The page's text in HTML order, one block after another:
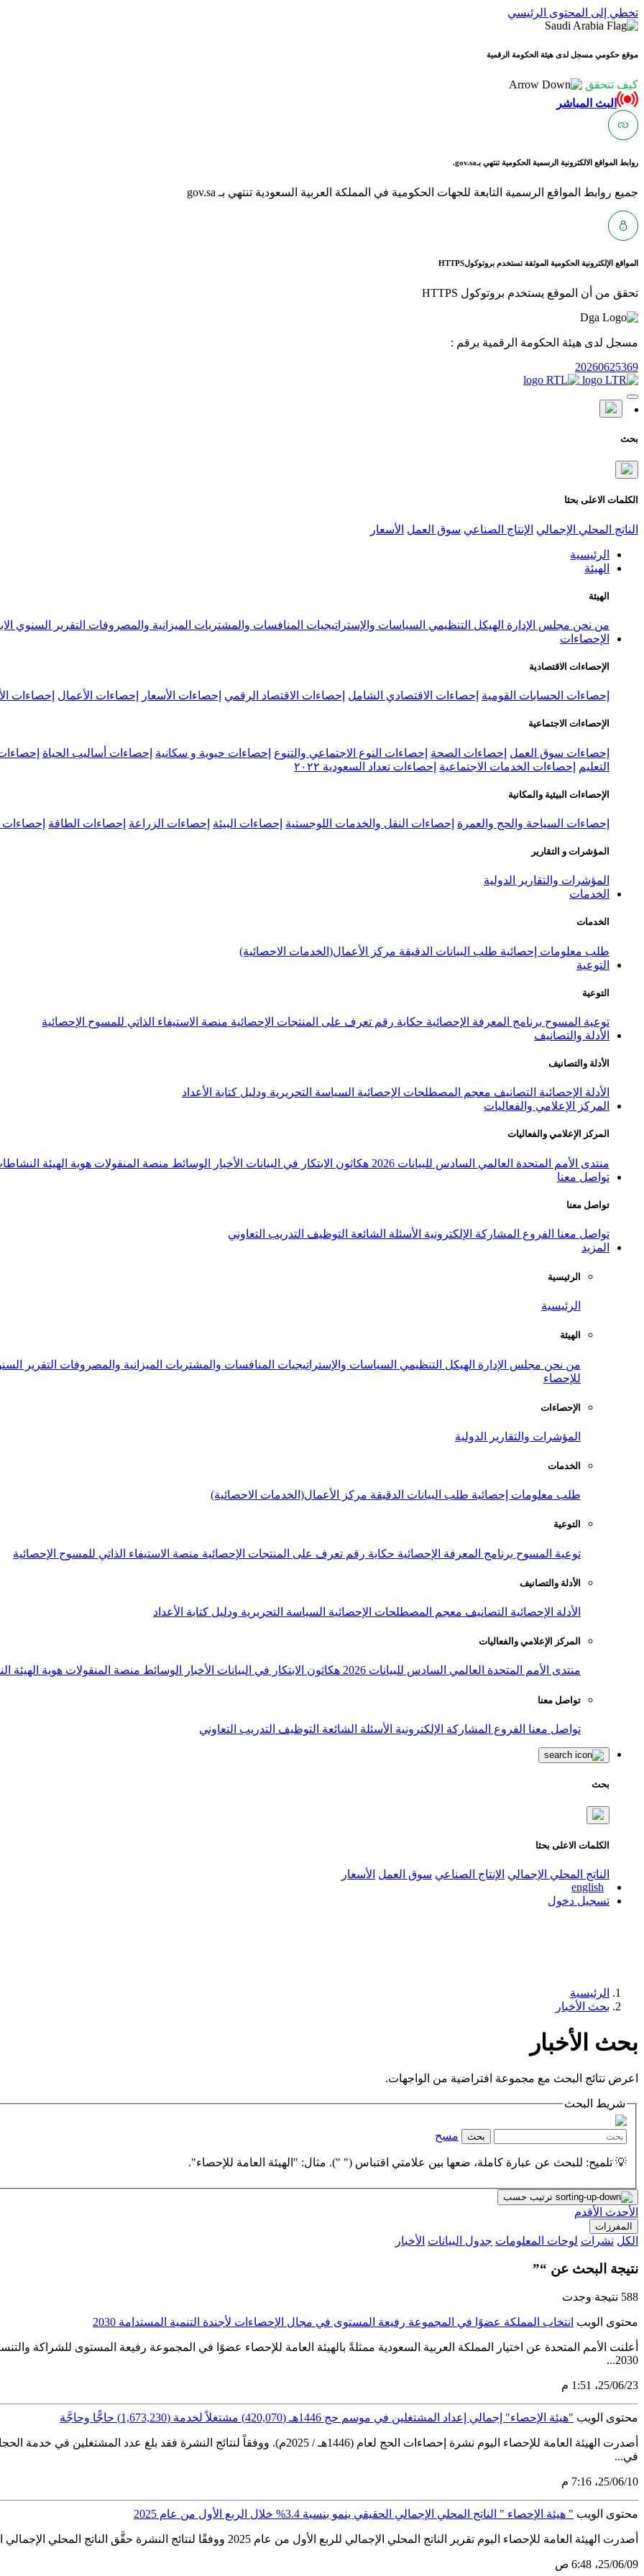
تخطي إلى المحتوى الرئيسي
موقع حكومي مسجل لدى هيئة الحكومة الرقمية
كيف تتحقق
البث المباشر
روابط المواقع الالكترونية الرسمية الحكومية تنتهي بـgov.sa.
جميع روابط المواقع الرسمية التابعة للجهات الحكومية في المملكة العربية السعودية تنتهي بـ gov.sa
المواقع الإلكترونية الحكومية الموثقة تستخدم بروتوكولHTTPS
تحقق من أن الموقع يستخدم بروتوكول HTTPS
مسجل لدى هيئة الحكومة الرقمية برقم :
20260625369
بحث
الكلمات الاعلى بحثا
الناتج المحلي الإجمالي الإنتاج الصناعي سوق العمل الأسعار
الرئيسية
الهيئة
الهيئة
من نحن مجلس الإدارة الهيكل التنظيمي السياسات والإستراتيجيات المنافسات والمشتريات الميزانية والمصروفات التقرير السنوي
الإحصاءات
الإحصاءات الاقتصادية
إحصاءات الحسابات القومية إحصاءات الاقتصادي الشامل إحصاءات الاقتصاد الرقمي إحصاءات الأسعار إحصاءات الأعمال إحصاءات
الإحصاءات الاجتماعية
إحصاءات سوق العمل إحصاءات الصحة إحصاءات النوع الاجتماعي والتنوع إحصاءات حيوية و سكانية إحصاءات أساليب الحياة
التعليم
إحصاءات الخدمات الاجتماعية إحصاءات تعداد السعودية ٢٠٢٢
الإحصاءات البيئية والمكانية
إحصاءات السياحة والحج والعمرة إحصاءات النقل والخدمات اللوجستية إحصاءات البيئة إحصاءات الزراعة إحصاءات الطاقة إحصاءات
المؤشرات و التقارير
المؤشرات والتقارير الدولية
الخدمات
الخدمات
طلب معلومات إحصائية طلب البيانات الدقيقة مركز الأعمال(الخدمات الاحصائية)
التوعية
التوعية
توعية المسوح برنامج المعرفة الإحصائية حكاية رقم تعرف على المنتجات الإحصائية منصة الاستيفاء الذاتي للمسوح الإحصائية
الأدلة والتصانيف
الأدلة والتصانيف
الأدلة الإحصائية التصانيف معجم المصطلحات الإحصائية السياسة التحريرية ودليل كتابة الأعداد
المركز الإعلامي والفعاليات
المركز الإعلامي والفعاليات
منتدى الأمم المتحدة العالمي السادس للبيانات 2026 هكاثون الابتكار في البيانات الأخبار الوسائط منصة المنقولات هوية الهيئة
تواصل معنا
تواصل معنا
تواصل معنا الفروع المشاركة الإلكترونية الأسئلة الشائعة التوظيف التدريب التعاوني
المزيد
الرئيسية
الرئيسية
الهيئة
من نحن مجلس الإدارة الهيكل التنظيمي السياسات والإستراتيجيات المنافسات والمشتريات الميزانية والمصروفات التقرير
للإحصاء
الإحصاءات
المؤشرات والتقارير الدولية
الخدمات
طلب معلومات إحصائية طلب البيانات الدقيقة مركز الأعمال(الخدمات الاحصائية)
التوعية
توعية المسوح برنامج المعرفة الإحصائية حكاية رقم تعرف على المنتجات الإحصائية منصة الاستيفاء الذاتي للمسوح الإحصائية
الأدلة والتصانيف
الأدلة الإحصائية التصانيف معجم المصطلحات الإحصائية السياسة التحريرية ودليل كتابة الأعداد
المركز الإعلامي والفعاليات
منتدى الأمم المتحدة العالمي السادس للبيانات 2026 هكاثون الابتكار في البيانات الأخبار الوسائط منصة المنقولات هوية الهيئة
تواصل معنا
تواصل معنا الفروع المشاركة الإلكترونية الأسئلة الشائعة التوظيف التدريب التعاوني
بحث
الكلمات الاعلى بحثا
الناتج المحلي الإجمالي الإنتاج الصناعي سوق العمل الأسعار
english
تسجيل دخول
الرئيسية
بحث الأخبار
بحث الأخبار
اعرض نتائج البحث مع مجموعة افتراضية من الواجهات.
شريط البحث
بحث مسح
💡 تلميح: للبحث عن عبارة كاملة، ضعها بين علامتي اقتباس (" "). مثال: "الهيئة العامة للإحصاء".
ترتيب حسب
الأحدث الأقدم
المفرزات
الكل نشرات لوحات المعلومات جدول البيانات الأخبار
نتيجة البحث عن “”
588 نتيجة وجدت
محتوى الويب انتخاب المملكة عضوًا في المجموعة رفيعة المستوى في مجال الإحصاءات لأجندة التنمية المستدامة 2030
أعلنت الأمم المتحدة عن اختيار المملكة العربية السعودية ممثلةً بالهيئة العامة للإحصاء عضوًا في المجموعة رفيعة المستوى للشراكة
2030...
23‏/06‏/25، 1:51 م
محتوى الويب "هيئة الإحصاء" إجمالي إعداد المشتغلين في موسم حج 1446هـ (420,070) مشتغلاً لخدمة (1,673,230) حاجًّا وحاجَّة
في...
10‏/06‏/25، 7:16 م
محتوى الويب " هيئة الإحصاء " الناتج المحلي الإجمالي الحقيقي ينمو بنسبة 3.4% خلال الربع الأول من عام 2025
أصدرت الهيئة العامة للإحصاء اليوم تقرير الناتج المحلي الإجمالي للربع الأول من عام 2025 ووفقًا لنتائج النشرة حقَّق الناتج المحلي الإجمالي الحقيقي نموًّا بنسبة 3.4%، مقارنةً بالربع المماثل من عام...
09‏/06‏/25، 6:48 ص